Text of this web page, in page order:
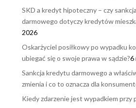
SKD a kredyt hipoteczny – czy
darmowego dotyczy kredytów
2026
Oskarżyciel posiłkowy po wypadku
ubiegać się o swoje prawa w sądzie?6
Sankcja kredytu darmowego a
zmienia i co to oznacza dla
Kiedy zdarzenie jest wypadkiem przy